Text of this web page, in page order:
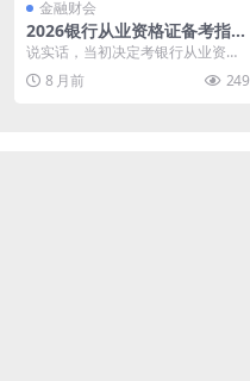
金融财会
2026银行从业资格证备考指
南：从小白到持证人的完整攻
说实话，当初决定考银行从业资格
证的时候，我也是一头雾水。网上
的信息太杂了，有人说...
8 月前 249